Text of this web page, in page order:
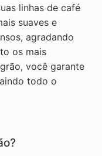
linhas de café
suaves e
agradando
os mais
você garante
todo o